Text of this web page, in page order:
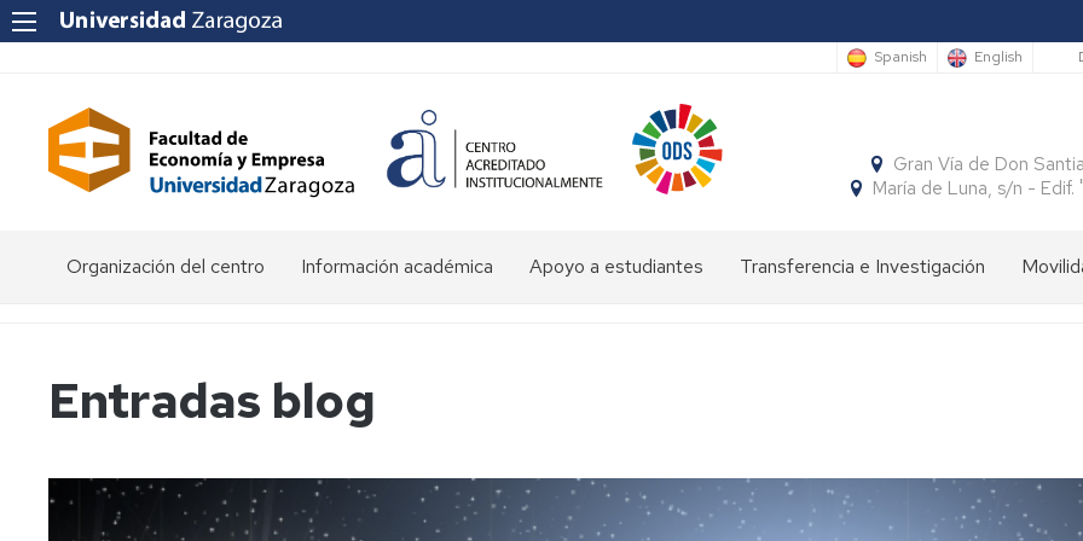
Spanish English
Gran Vía de Don
María de Luna, s/n -
Organización del centro
Decana
Órganos
Información académica
y
ayudas
Matrícula
Matrícula
Apoyo a estudiantes
estudiantes
Transferencia e Investigación
y
Empresarial
de
la
de
Honor
Tutorial
Entradas blog